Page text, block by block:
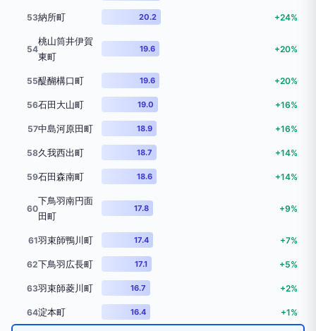
53納所町 20.2 +24%
54
桃山筒井伊賀
東町
19.6 +20%
55醍醐構口町 19.6 +20%
56石田大山町 19.0 +16%
57中島河原田町 18.9 +16%
58久我西出町 18.7 +14%
59石田森南町 18.6 +14%
60
下鳥羽南円面
田町
17.8 +9%
61羽束師鴨川町 17.4 +7%
62下鳥羽広長町 17.1 +5%
63羽束師菱川町 16.7 +2%
64淀本町 16.4 +1%